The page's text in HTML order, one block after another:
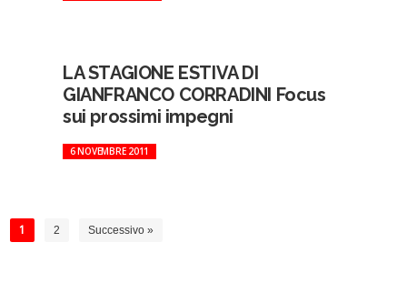
LA STAGIONE ESTIVA DI
GIANFRANCO CORRADINI Focus
sui prossimi impegni
6 NOVEMBRE 2011
1 2 Successivo »